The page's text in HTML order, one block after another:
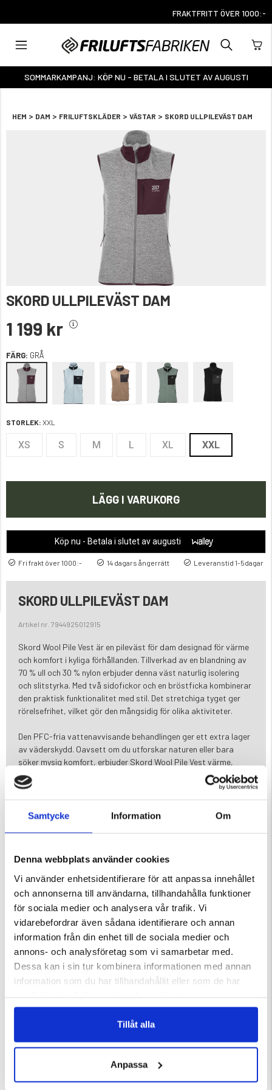
Samtycke Information Om
Denna webbplats använder cookies
Vi använder enhetsidentifierare för att anpassa innehållet
och annonserna till användarna, tillhandahålla funktioner
för sociala medier och analysera vår trafik. Vi
vidarebefordrar även sådana identifierare och annan
information från din enhet till de sociala medier och
annons- och analysföretag som vi samarbetar med.
Dessa kan i sin tur kombinera informationen med annan
information som du har tillhandahållit eller som de har
Tillåt alla
Anpassa
FRAKTFRITT ÖVER 1000:-
SOMMARKAMPANJ: KÖP NU - BETALA I SLUTET AV AUGUSTI
HEM > DAM > FRILUFTSKLÄDER > VÄSTAR > SKORD ULLPILEVÄST DAM
SKORD ULLPILEVÄST DAM
1 199 kr
FÄRG: GRÅ
STORLEK: XXL
XS S M L XL XXL
LÄGG I VARUKORG
Köp nu - Betala i slutet av augusti
Fri frakt över 1000:- 14 dagars ångerrätt Leveranstid 1-5dagar
SKORD ULLPILEVÄST DAM
Artikel nr. 7944925012915
Skord Wool Pile Vest är en pileväst för dam designad för värme
och komfort i kyliga förhållanden. Tillverkad av en blandning av
70 % ull och 30 % nylon erbjuder denna väst naturlig isolering
och slitstyrka. Med två sidofickor och en bröstficka kombinerar
den praktisk funktionalitet med stil. Det stretchiga tyget ger
rörelsefrihet, vilket gör den mångsidig för olika aktiviteter.
Den PFC-fria vattenavvisande behandlingen ger ett extra lager
av väderskydd. Oavsett om du utforskar naturen eller bara
söker mysig komfort, erbjuder Skord Wool Pile Vest värme,
funktionalitet och en touch av outdoor-stil.
Varumärke
DU KANSKE OCKSÅ ÄR INTRESSERAD AV
ZERO MOUNT ZERO PILEVÄST - DAM
4.4 utav 5 stjärnor
REFLEXVÄST SVART